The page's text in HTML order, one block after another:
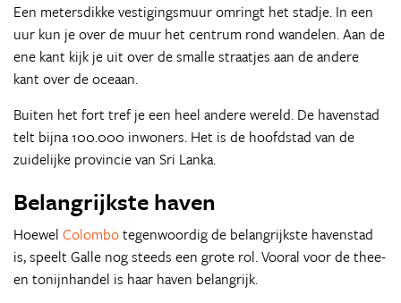
Een metersdikke vestigingsmuur omringt het stadje. In een
uur kun je over de muur het centrum rond wandelen. Aan de
ene kant kijk je uit over de smalle straatjes aan de andere
kant over de oceaan.
Buiten het fort tref je een heel andere wereld. De havenstad
telt bijna 100.000 inwoners. Het is de hoofdstad van de
zuidelijke provincie van Sri Lanka.
Belangrijkste haven
Hoewel Colombotegenwoordig de belangrijkste havenstad
is, speelt Galle nog steeds een grote rol. Vooral voor de thee-
en tonijnhandel is haar haven belangrijk.